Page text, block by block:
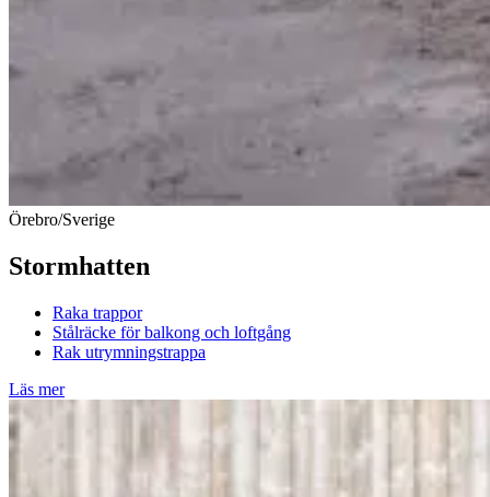
Örebro/Sverige
Stormhatten
Raka trappor
Stålräcke för balkong och loftgång
Rak utrymningstrappa
Läs mer